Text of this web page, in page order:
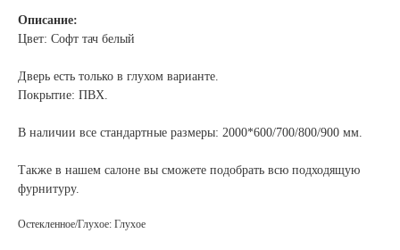
Описание:
Цвет: Софт тач белый
Дверь есть только в глухом варианте.
Покрытие: ПВХ.
В наличии все стандартные размеры: 2000*600/700/800/900 мм.
Также в нашем салоне вы сможете подобрать всю подходящую
фурнитуру.
Остекленное/Глухое: Глухое